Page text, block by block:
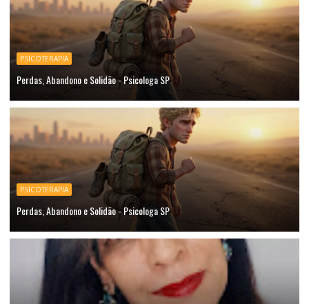
PSICOTERAPIA
Perdas, Abandono e Solidão - Psicologa SP
PSICOTERAPIA
Perdas, Abandono e Solidão - Psicologa SP